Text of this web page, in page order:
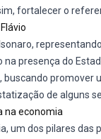
fortalecer o
presença do
buscando promover
de alguns
na economia
um dos pilares das